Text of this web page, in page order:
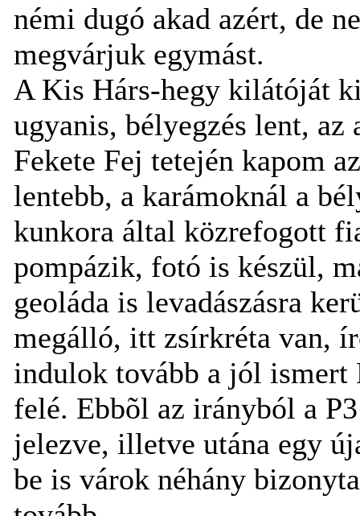
némi dugó akad azért, de
megvárjuk egymást.
A Kis Hárs-hegy kilátóját
ugyanis, bélyegzés lent, az
Fekete Fej tetején kapom
lentebb, a karámoknál a
kunkora által közrefogott
pompázik, fotó is készül,
geoláda is levadászásra
megálló, itt zsírkréta van,
indulok tovább a jól ismert
felé. Ebbõl az irányból a
jelezve, illetve utána egy
be is várok néhány